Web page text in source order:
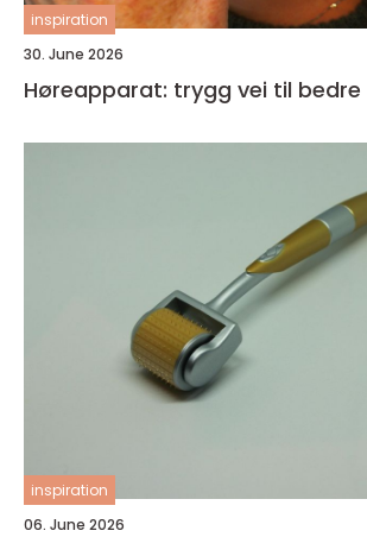
inspiration
30. June 2026
Høreapparat: trygg vei til bedre
inspiration
06. June 2026